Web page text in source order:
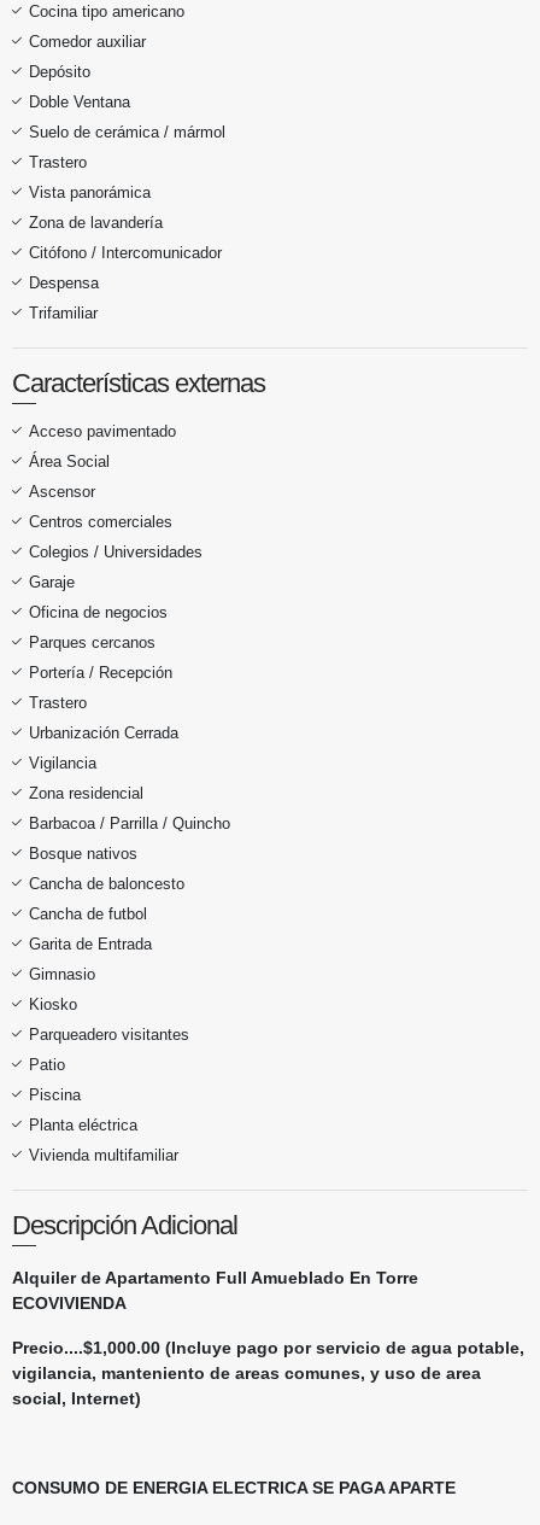
Cocina tipo americano
Comedor auxiliar
Depósito
Doble Ventana
Suelo de cerámica / mármol
Trastero
Vista panorámica
Zona de lavandería
Citófono / Intercomunicador
Despensa
Trifamiliar
Características externas
Acceso pavimentado
Área Social
Ascensor
Centros comerciales
Colegios / Universidades
Garaje
Oficina de negocios
Parques cercanos
Portería / Recepción
Trastero
Urbanización Cerrada
Vigilancia
Zona residencial
Barbacoa / Parrilla / Quincho
Bosque nativos
Cancha de baloncesto
Cancha de futbol
Garita de Entrada
Gimnasio
Kiosko
Parqueadero visitantes
Patio
Piscina
Planta eléctrica
Vivienda multifamiliar
Descripción Adicional
Alquiler de Apartamento Full Amueblado En Torre
ECOVIVIENDA
Precio....$1,000.00 (Incluye pago por servicio de agua potable,
vigilancia, manteniento de areas comunes, y uso de area
social, Internet)
CONSUMO DE ENERGIA ELECTRICA SE PAGA APARTE